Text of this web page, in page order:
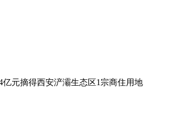
亿元摘得西安浐灞生态区1宗商住用地